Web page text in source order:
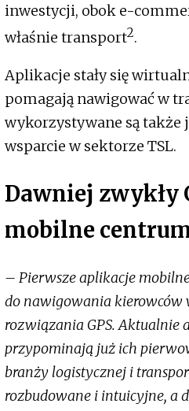
inwestycji, obok e-
właśnie transport2.
Aplikacje stały się
pomagają nawigować w
wykorzystywane są także
wsparcie w sektorze TSL.
Dawniej zwykły
mobilne
– Pierwsze aplikacje
do nawigowania kierowców
rozwiązania GPS. Aktualnie
przypominają już ich
branży logistycznej i
rozbudowane i intuicyjne, a